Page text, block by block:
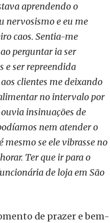
aprendendo o
nervosismo e eu me
caos. Sentia-me
perguntar ia ser
e ser repreendida
clientes me deixando
no intervalo por
insinuações de
nem atender o
mesmo se ele vibrasse no
Ter que ir para o
de loja em São
de prazer e bem-